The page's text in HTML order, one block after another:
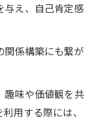
与え、自己肯定感
関係構築にも繋が
趣味や価値観を共
用する際には、